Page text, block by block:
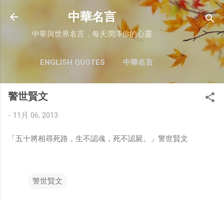
跳至主要內容
中華名言
中華與世界名言，每天潤澤你的心靈
ENGLISH QUOTES 中華名言
警世賢文
- 11月 06, 2013
「五十將相尋死路，生不認魂，死不認屍。」警世賢文
警世賢文